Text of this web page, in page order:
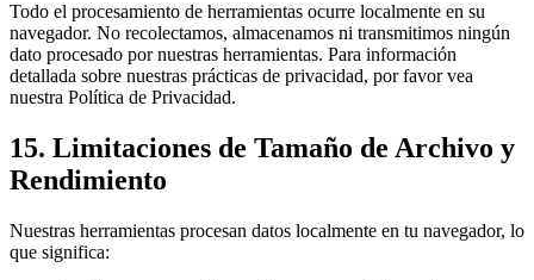
Todo el procesamiento de herramientas ocurre localmente en su
navegador. No recolectamos, almacenamos ni transmitimos ningún
dato procesado por nuestras herramientas. Para información
detallada sobre nuestras prácticas de privacidad, por favor vea
nuestra Política de Privacidad.
15. Limitaciones de Tamaño de Archivo y
Rendimiento
Nuestras herramientas procesan datos localmente en tu navegador, lo
que significa: